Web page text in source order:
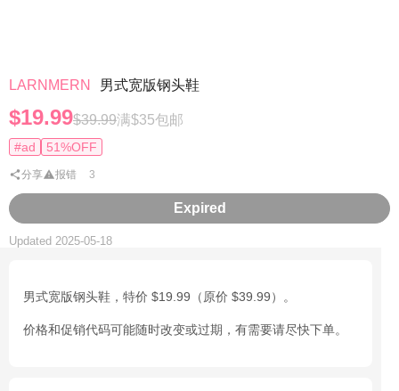
LARNMERN 男式宽版钢头鞋
$19.99$39.99满$35包邮
#ad 51%OFF
分享 报错 3
Expired
Updated 2025-05-18
男式宽版钢头鞋，特价 $19.99（原价 $39.99）。
价格和促销代码可能随时改变或过期，有需要请尽快下单。